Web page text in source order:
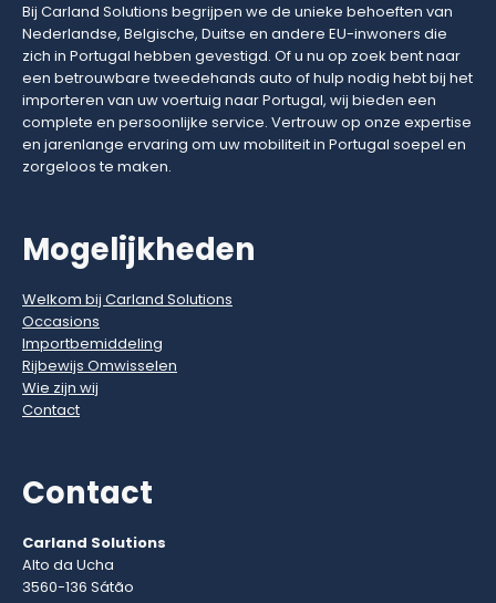
Bij Carland Solutions begrijpen we de unieke behoeften van
Nederlandse, Belgische, Duitse en andere EU-inwoners die
zich in Portugal hebben gevestigd. Of u nu op zoek bent naar
een betrouwbare tweedehands auto of hulp nodig hebt bij het
importeren van uw voertuig naar Portugal, wij bieden een
complete en persoonlijke service. Vertrouw op onze expertise
en jarenlange ervaring om uw mobiliteit in Portugal soepel en
zorgeloos te maken.
Mogelijkheden
Welkom bij Carland Solutions
Occasions
Importbemiddeling
Rijbewijs Omwisselen
Wie zijn wij
Contact
Contact
Carland Solutions
Alto da Ucha
3560-136 Sátão